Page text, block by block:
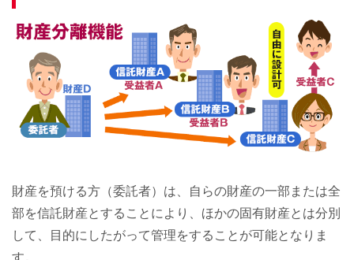
財産を預ける方（委託者）は、自らの財産の一部または全
部を信託財産とすることにより、ほかの固有財産とは分別
して、目的にしたがって管理をすることが可能となりま